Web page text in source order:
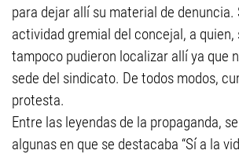
para dejar allí su material de denuncia.
actividad gremial del concejal, a quien,
tampoco pudieron localizar allí ya que
sede del sindicato. De todos modos,
protesta.
Entre las leyendas de la propaganda,
algunas en que se destacaba “Sí a la